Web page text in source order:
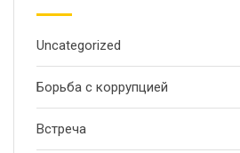
Uncategorized
Борьба с коррупцией
Встреча